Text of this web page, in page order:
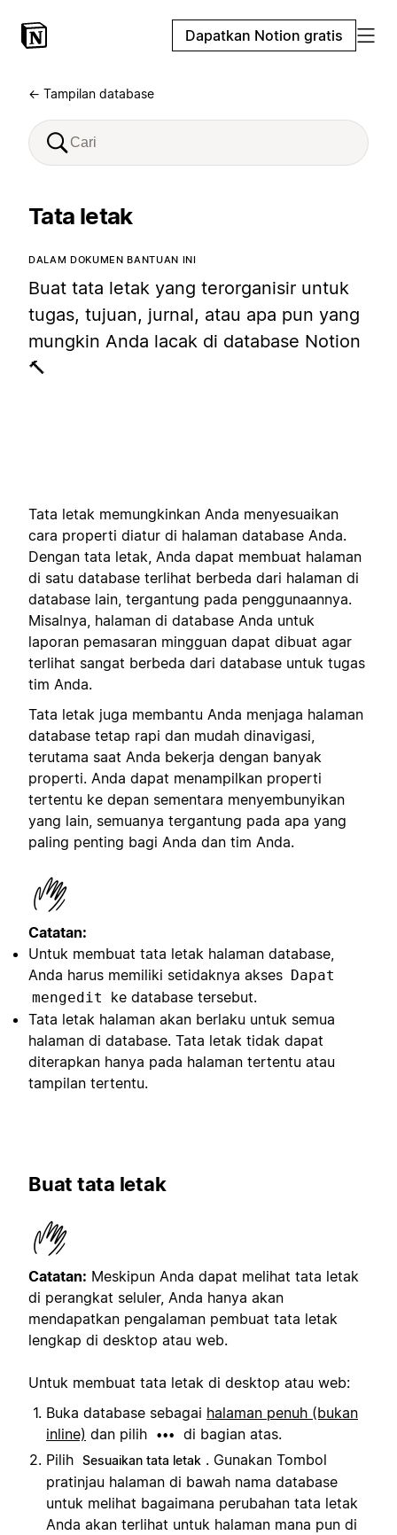
Dapatkan Notion gratis
← Tampilan database
Tata letak
DALAM DOKUMEN BANTUAN INI
Buat tata letak yang terorganisir untuk
tugas, tujuan, jurnal, atau apa pun yang
mungkin Anda lacak di database Notion
🔨
Tata letak memungkinkan Anda menyesuaikan
cara properti diatur di halaman database Anda.
Dengan tata letak, Anda dapat membuat halaman
di satu database terlihat berbeda dari halaman di
database lain, tergantung pada penggunaannya.
Misalnya, halaman di database Anda untuk
laporan pemasaran mingguan dapat dibuat agar
terlihat sangat berbeda dari database untuk tugas
tim Anda.
Tata letak juga membantu Anda menjaga halaman
database tetap rapi dan mudah dinavigasi,
terutama saat Anda bekerja dengan banyak
properti. Anda dapat menampilkan properti
tertentu ke depan sementara menyembunyikan
yang lain, semuanya tergantung pada apa yang
paling penting bagi Anda dan tim Anda.
Catatan:
Untuk membuat tata letak halaman database,
Anda harus memiliki setidaknya akses Dapat
mengedit
ke database tersebut.
Tata letak halaman akan berlaku untuk semua
halaman di database. Tata letak tidak dapat
diterapkan hanya pada halaman tertentu atau
tampilan tertentu.
Buat tata letak
Catatan: Meskipun Anda dapat melihat tata letak
di perangkat seluler, Anda hanya akan
mendapatkan pengalaman pembuat tata letak
lengkap di desktop atau web.
Untuk membuat tata letak di desktop atau web:
Buka database sebagai halaman penuh (bukan
inline) dan pilih •••
di bagian atas.
Pilih Sesuaikan tata letak . Gunakan Tombol
pratinjau halaman di bawah nama database
untuk melihat bagaimana perubahan tata letak
Anda akan terlihat untuk halaman mana pun di